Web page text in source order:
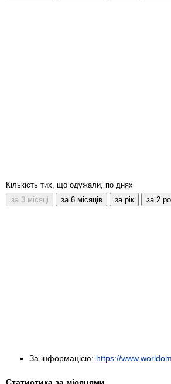
Кількість тих, що одужали, по днях
За інформацією: https://
Статистика за місяцями